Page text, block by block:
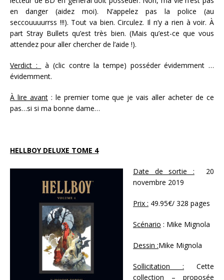
en danger (aidez moi). N’appelez pas la police (au
seccouuuurrss !!!). Tout va bien. Circulez. Il n’y a rien à voir. À
part Stray Bullets qu’est très bien. (Mais qu’est-ce que vous
attendez pour aller chercher de l’aide !).
Verdict :
à (clic contre la tempe) posséder évidemment …
évidemment.
À lire avant: le premier tome que je vais aller acheter de ce
pas…si si ma bonne dame…
HELLBOY DELUXE TOME 4
Date de sortie : 20
novembre 2019
Prix : 49.95€/ 328 pages
Scénario : Mike Mignola
Dessin :Mike Mignola
Sollicitation : Cette
collection – proposée